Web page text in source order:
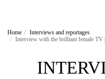
Home
Interviews and reportages
Interview with the brilliant female TV